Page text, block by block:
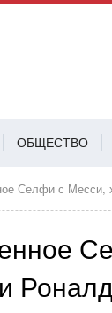
ОБЩЕСТВО
Селфи с